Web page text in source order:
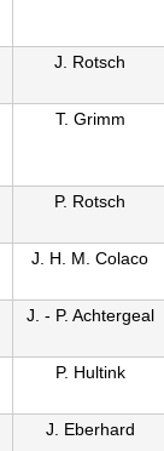
J. Rotsch
T. Grimm
P. Rotsch
J. H. M. Colaco
J. - P. Achtergeal
P. Hultink
J. Eberhard